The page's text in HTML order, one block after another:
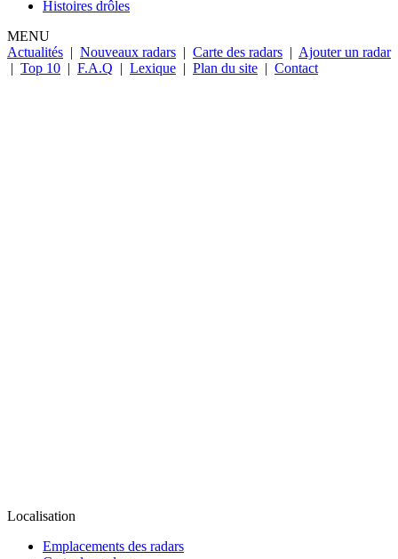
Histoires drôles
MENU
Actualités | Nouveaux radars | Carte des radars | Ajouter un radar
| Top 10 | F.A.Q | Lexique | Plan du site | Contact
Localisation
Emplacements des radars